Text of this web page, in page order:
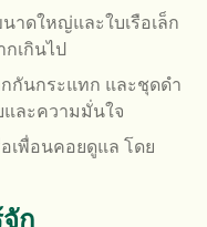
าดใหญ่และใบเรือเล็ก
เกินไป
กันกระแทก และชุดดำ
และความมั่นใจ
เพื่อนคอยดูแล โดย
ก